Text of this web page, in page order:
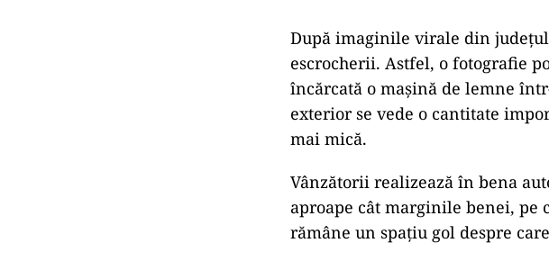
După imaginile virale din
escrocherii. Astfel, o fotografie
încărcată o mașină de lemne
exterior se vede o cantitate
mai mică.
Vânzătorii realizează în bena
aproape cât marginile benei, pe
rămâne un spațiu gol despre